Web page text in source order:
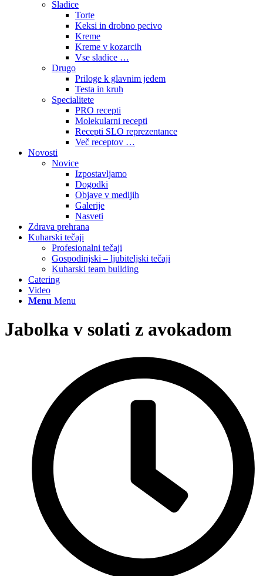
Sladice
Torte
Keksi in drobno pecivo
Kreme
Kreme v kozarcih
Vse sladice …
Drugo
Priloge k glavnim jedem
Testa in kruh
Specialitete
PRO recepti
Molekularni recepti
Recepti SLO reprezentance
Več receptov …
Novosti
Novice
Izpostavljamo
Dogodki
Objave v medijih
Galerije
Nasveti
Zdrava prehrana
Kuharski tečaji
Profesionalni tečaji
Gospodinjski – ljubiteljski tečaji
Kuharski team building
Catering
Video
Menu Menu
Jabolka v solati z avokadom